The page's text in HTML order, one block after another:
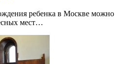
ребенка в Москве можно
мест…